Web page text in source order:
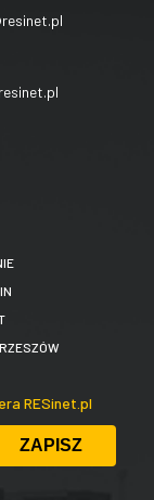
RESinet.pl